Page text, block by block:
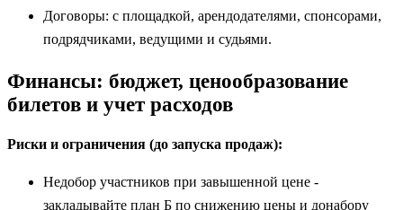
Договоры: с площадкой, арендодателями, спонсорами,
подрядчиками, ведущими и судьями.
Финансы: бюджет, ценообразование
билетов и учет расходов
Риски и ограничения (до запуска продаж):
Недобор участников при завышенной цене -
закладывайте план Б по снижению цены и донабору